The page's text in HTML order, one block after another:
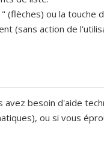
ou la touche
(sans action de
besoin d'aide
ou si vous